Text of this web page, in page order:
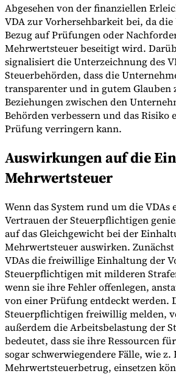
Abgesehen von der finanziellen
VDA zur Vorhersehbarkeit bei, da
Bezug auf Prüfungen oder
Mehrwertsteuer beseitigt wird.
signalisiert die Unterzeichnung des
Steuerbehörden, dass die
transparenter und in gutem Glauben
Beziehungen zwischen den
Behörden verbessern und das Risiko
Prüfung verringern kann.
Auswirkungen auf die
Mehrwertsteuer
Wenn das System rund um die VDAs
Vertrauen der Steuerpflichtigen
auf das Gleichgewicht bei der
Mehrwertsteuer auswirken.
VDAs die freiwillige Einhaltung der
Steuerpflichtigen mit milderen
wenn sie ihre Fehler offenlegen,
von einer Prüfung entdeckt werden.
Steuerpflichtigen freiwillig melden,
außerdem die Arbeitsbelastung der
bedeutet, dass sie ihre Ressourcen
sogar schwerwiegendere Fälle, wie z.
Mehrwertsteuerbetrug, einsetzen